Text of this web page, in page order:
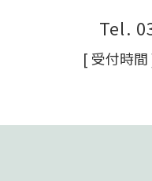
Tel.
[ 受付時